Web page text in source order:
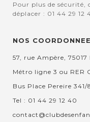
Pour plus de sécurité,
déplacer : 01 44 29 12
NOS
57, rue Ampère, 75017
Métro ligne 3 ou RER
Bus Place Pereire
Tel : 01 44 29 12 40